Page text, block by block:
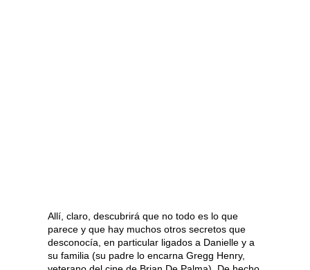
Allí, claro, descubrirá que no todo es lo que
parece y que hay muchos otros secretos que
desconocía, en particular ligados a Danielle y a
su familia (su padre lo encarna Gregg Henry,